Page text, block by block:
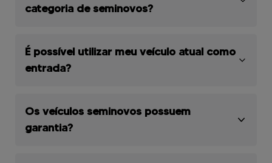
categoria de seminovos?
É possível utilizar meu veículo atual como
entrada?
Os veículos seminovos possuem
garantia?